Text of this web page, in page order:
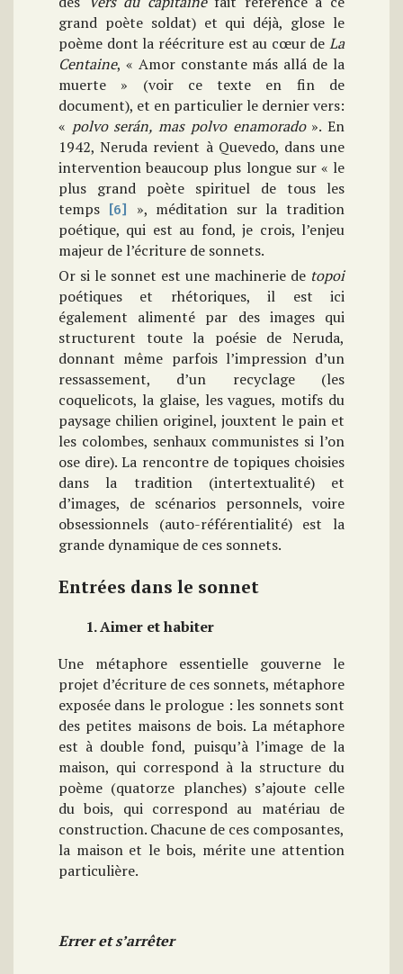
grand poète soldat) et qui déjà, glose le
poème dont la réécriture est au cœur de La
Centaine, « Amor constante más allá de la
muerte » (voir ce texte en fin de
document), et en particulier le dernier vers:
« polvo serán, mas polvo enamorado». En
1942, Neruda revient à Quevedo, dans une
intervention beaucoup plus longue sur « le
plus grand poète spirituel de tous les
temps
[6]
», méditation sur la tradition
poétique, qui est au fond, je crois, l’enjeu
majeur de l’écriture de sonnets.
Or si le sonnet est une machinerie de topoi
poétiques et rhétoriques, il est ici
également alimenté par des images qui
structurent toute la poésie de Neruda,
donnant même parfois l’impression d’un
ressassement, d’un recyclage (les
coquelicots, la glaise, les vagues, motifs du
paysage chilien originel, jouxtent le pain et
les colombes, senhaux communistes si l’on
ose dire). La rencontre de topiques choisies
dans la tradition (intertextualité) et
d’images, de scénarios personnels, voire
obsessionnels (auto-référentialité) est la
grande dynamique de ces sonnets.
Entrées dans le sonnet
1. Aimer et habiter
Une métaphore essentielle gouverne le
projet d’écriture de ces sonnets, métaphore
exposée dans le prologue : les sonnets sont
des petites maisons de bois. La métaphore
est à double fond, puisqu’à l’image de la
maison, qui correspond à la structure du
poème (quatorze planches) s’ajoute celle
du bois, qui correspond au matériau de
construction. Chacune de ces composantes,
la maison et le bois, mérite une attention
particulière.
Errer et s’arrêter